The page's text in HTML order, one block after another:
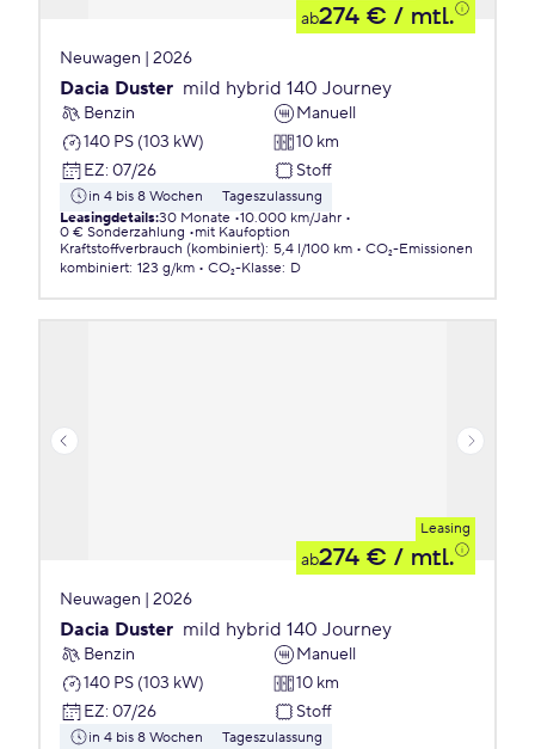
ab274 € / mtl.
Neuwagen | 2026
Dacia Duster mild hybrid 140 Journey
Benzin
Manuell
140 PS (103 kW)
10 km
EZ: 07/26 Stoff
in 4 bis 8 Wochen
Tageszulassung
Leasingdetails:30 Monate 10.000 km/Jahr
0 € Sonderzahlung
mit Kaufoption
Kraftstoffverbrauch (kombiniert): 5,4 l/100 km
CO₂-Emissionen
kombiniert: 123 g/km CO₂-Klasse: D
Leasing
ab274 € / mtl.
Neuwagen | 2026
Dacia Duster mild hybrid 140 Journey
Benzin
Manuell
140 PS (103 kW)
10 km
EZ: 07/26 Stoff
in 4 bis 8 Wochen
Tageszulassung